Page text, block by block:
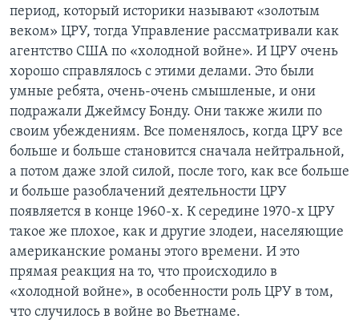
период, который историки называют «золотым
веком» ЦРУ, тогда Управление рассматривали как
агентство США по «холодной войне». И ЦРУ очень
хорошо справлялось с этими делами. Это были
умные ребята, очень-очень смышленые, и они
подражали Джеймсу Бонду. Они также жили по
своим убеждениям. Все поменялось, когда ЦРУ все
больше и больше становится сначала нейтральной,
а потом даже злой силой, после того, как все больше
и больше разоблачений деятельности ЦРУ
появляется в конце 1960-х. К середине 1970-х ЦРУ
такое же плохое, как и другие злодеи, населяющие
американские романы этого времени. И это
прямая реакция на то, что происходило в
«холодной войне», в особенности роль ЦРУ в том,
что случилось в войне во Вьетнаме.